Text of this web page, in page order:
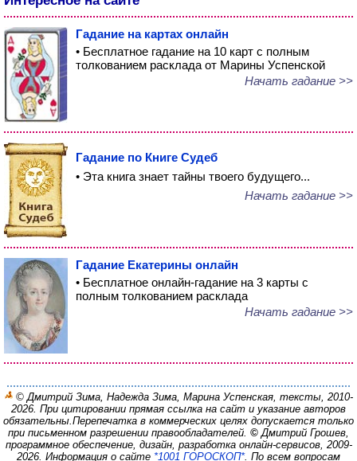
Гадание на картах онлайн
• Бесплатное гадание на 10 карт с полным
толкованием расклада от Марины Успенской
Начать гадание >>
Гадание по Книге Судеб
• Эта книга знает тайны твоего будущего...
Начать гадание >>
Гадание Екатерины онлайн
• Бесплатное онлайн-гадание на 3 карты с
полным толкованием расклада
Начать гадание >>
© Дмитрий Зима, Надежда Зима, Марина Успенская, тексты, 2010-
2026. При цитировании прямая ссылка на сайт и указание авторов
обязательны.Перепечатка в коммерческих целях допускается только
при письменном разрешении правообладателей. © Дмитрий Грошев,
программное обеспечение, дизайн, разработка онлайн-сервисов, 2009-
2026. Информация о сайте *1001 ГОРОСКОП*. По всем вопросам